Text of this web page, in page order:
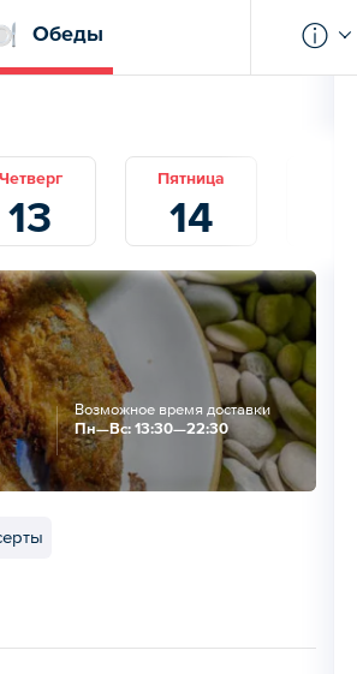
Обеды
Четверг
13
Пятница
14
Возможное время доставки
Пн—Вс: 13:30—22:30